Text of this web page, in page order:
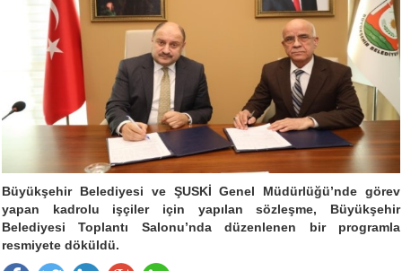
Büyükşehir Belediyesi ve ŞUSKİ Genel Müdürlüğü’nde görev
yapan kadrolu işçiler için yapılan sözleşme, Büyükşehir
Belediyesi Toplantı Salonu’nda düzenlenen bir programla
resmiyete döküldü.